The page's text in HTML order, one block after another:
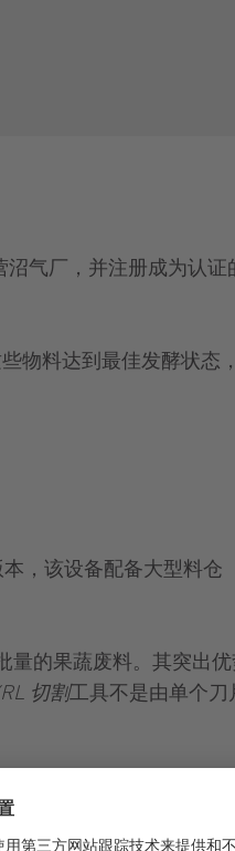
气厂，并注册成为认
物料达到最佳发酵状
，该设备配备大型料仓
量的果蔬废料。其突出
切割工具不是由单个刀